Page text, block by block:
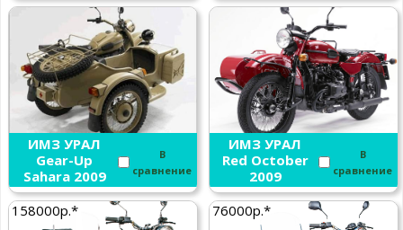
ИМЗ УРАЛ
Gear-Up
Sahara 2009
В
сравнение
ИМЗ УРАЛ
Red October
2009
В
сравнение
158000р.* 76000р.*